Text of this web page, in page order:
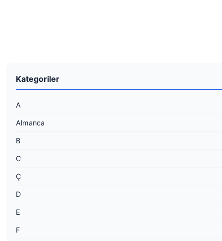
Kategoriler
A
Almanca
B
C
Ç
D
E
F